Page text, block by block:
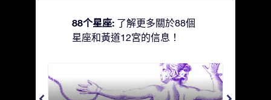
88个星座: 了解更多關於88個
星座和黃道12宮的信息！
Andromeda - 被鐵鍊鎖著的少女